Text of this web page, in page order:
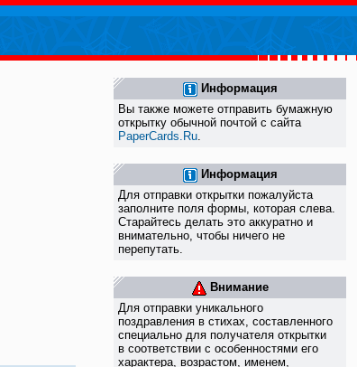
Информация
Вы также можете отправить бумажную
открытку обычной почтой с сайта
PaperCards.Ru.
Информация
Для отправки открытки пожалуйста
заполните поля формы, которая слева.
Старайтесь делать это аккуратно и
внимательно, чтобы ничего не
перепутать.
Внимание
Для отправки уникального
поздравления в стихах, составленного
специально для получателя открытки
в соответствии с особенностями его
характера, возрастом, именем,